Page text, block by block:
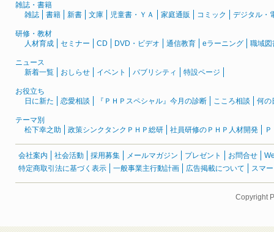
雑誌・書籍
雑誌
書籍 新書 文庫 児童書・ＹＡ 家庭通販 コミック デジタル・
研修・教材
人材育成
セミナー CD DVD・ビデオ 通信教育 eラーニング 職域図
ニュース
新着一覧
おしらせ イベント パブリシティ 特設ページ
お役立ち
日に新た
恋愛相談 『ＰＨＰスペシャル』今月の診断 こころ相談 何の
テーマ別
松下幸之助
政策シンクタンクＰＨＰ総研 社員研修のＰＨＰ人材開発
会社案内 社会活動 採用募集 メールマガジン プレゼント お問合せ
特定商取引法に基づく表示
一般事業主行動計画 広告掲載について スマ
Copyright